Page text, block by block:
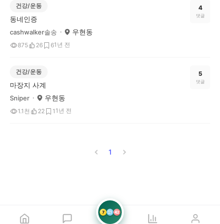
건강/운동
동네인증
cashwalker솔송 우현동
875 26 61년 전
4
댓글
건강/운동
마장지 사계
Sniper 우현동
1.1천 22 1 1년 전
5
댓글
1
7 21 42